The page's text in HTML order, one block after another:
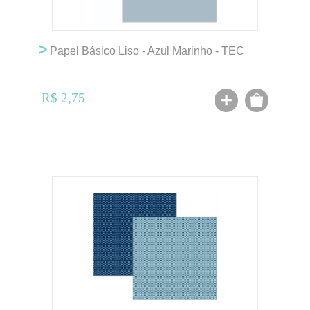
> Papel Básico Liso - Azul Marinho - TEC
R$ 2,75